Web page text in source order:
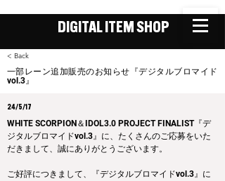
DIGITAL ITEM SHOP
< Back
一部レーン追加販売のお知らせ『デジタルブロマイド
vol.3』
24/5/17
WHITE SCORPION＆IDOL3.0 PROJECT FINALIST『デ
ジタルブロマイドvol.3』に、たくさんのご応募をいた
だきまして、誠にありがとうございます。
ご好評につきまして、『デジタルブロマイドvol.3』に